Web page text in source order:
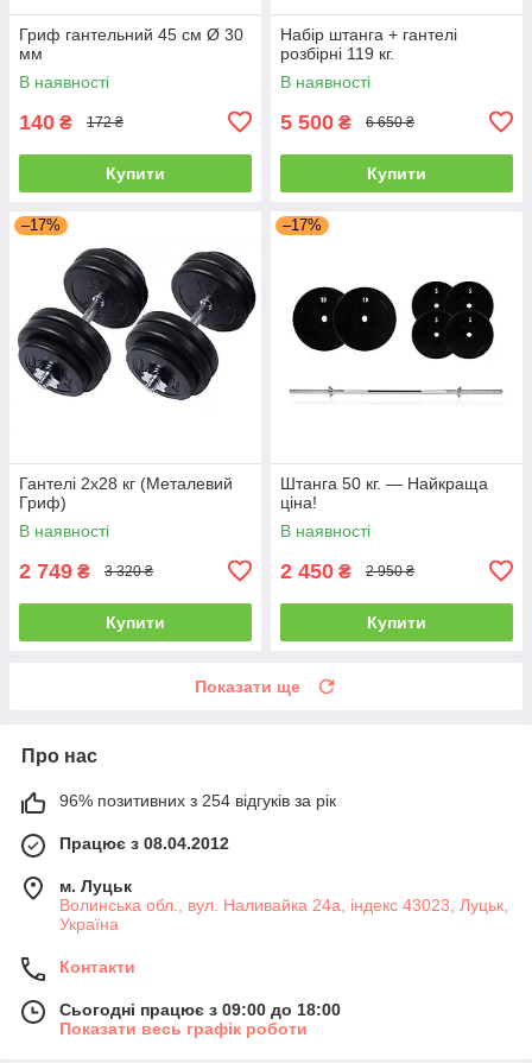
Гриф гантельний 45 см Ø 30
мм
В наявності
140 ₴ 172 ₴
Купити
Набір штанга + гантелі
розбірні 119 кг.
В наявності
5 500 ₴ 6 650 ₴
Купити
–17%
Гантелі 2х28 кг (Металевий
Гриф)
В наявності
2 749 ₴ 3 320 ₴
Купити
–17%
Штанга 50 кг. — Найкраща
ціна!
В наявності
2 450 ₴ 2 950 ₴
Купити
Показати ще
Про нас
96% позитивних з 254 відгуків за рік
Працює з 08.04.2012
м. Луцьк
Волинська обл., вул. Наливайка 24а, індекс 43023, Луцьк,
Україна
Контакти
Сьогодні працює з 09:00 до 18:00
Показати весь графік роботи